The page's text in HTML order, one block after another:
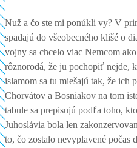
Nuž a čo ste mi ponúkli vy? V
spadajú do všeobecného klišé o
vojny sa chcelo viac Nemcom
rôznorodá, že ju pochopiť nejde,
islamom sa tu miešajú tak, že ich
Chorvátov a Bosniakov na tom
tabule sa prepisujú podľa toho,
Juhoslávia bola len
to, čo zostalo nevyplavené počas